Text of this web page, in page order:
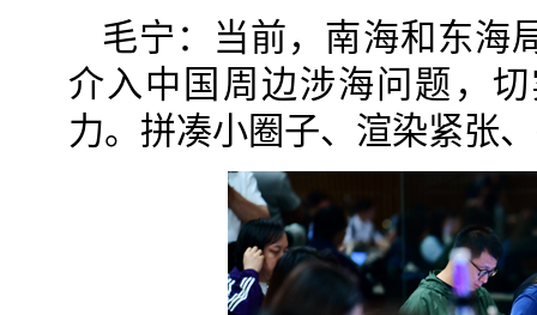
毛宁：当前，南海和东海
介入中国周边涉海问题，
力。拼凑小圈子、渲染紧张